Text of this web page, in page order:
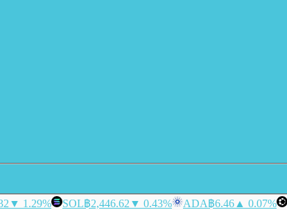
▼ 1.29% SOL฿2,446.62 ▼ 0.43% ADA฿6.46 ▲ 0.07%